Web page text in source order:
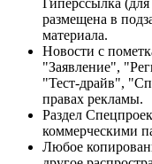
размещена в
материала.
Новости с
"Заявление",
"Тест-драйв",
правах рекламы.
Раздел
коммерческими
Любое